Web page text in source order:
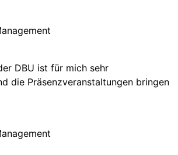
DBU ist für mich sehr
die Präsenzveranstaltungen bringen